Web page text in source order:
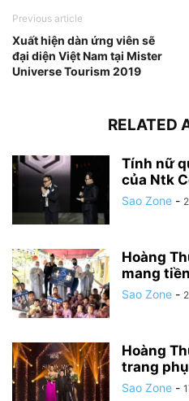
Previous article
Xuất hiện dàn ứng viên sẽ
đại diện Việt Nam tại Mister
Universe Tourism 2019
RELATED
Tính nữ
của Ntk
Sao Zone -
Hoàng
mang
Sao Zone -
Hoàng
trang
Sao Zone -